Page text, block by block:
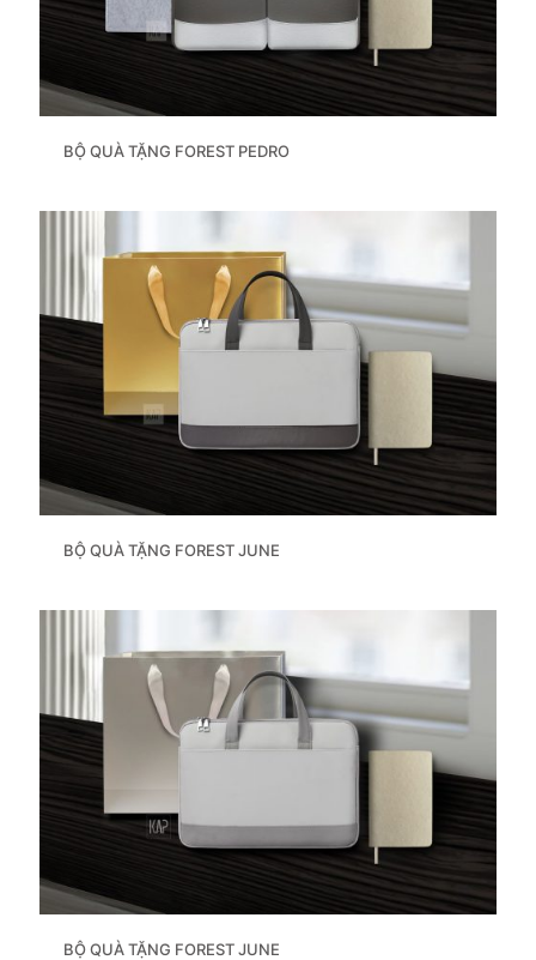
BỘ QUÀ TẶNG FOREST PEDRO
BỘ QUÀ TẶNG FOREST JUNE
BỘ QUÀ TẶNG FOREST JUNE